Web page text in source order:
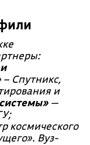
– Спутникс,
и
—
космического
Вуз-